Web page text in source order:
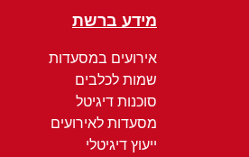
מידע ברשת
אירועים במסעדות
שמות לכלבים
סוכנות דיגיטל
מסעדות לאירועים
ייעוץ דיגיטלי